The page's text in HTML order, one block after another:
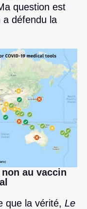
question est
a défendu la
non au vaccin
que la vérité, Le